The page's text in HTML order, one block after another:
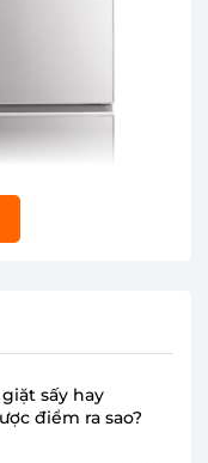
đựng thực
sấy hay
điểm ra sao?